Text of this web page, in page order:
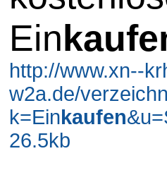
Ein
http://www.xn--
w2a.de/
k=Einkaufen
26.5kb